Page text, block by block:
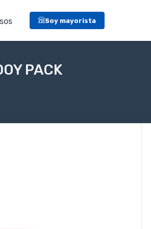
Soy mayorista
PACK